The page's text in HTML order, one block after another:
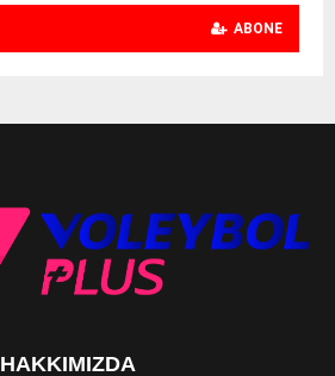
ABONE
HAKKIMIZDA